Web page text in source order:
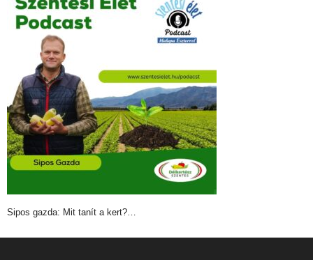
Sipos gazda: Mit tanít a kert?…